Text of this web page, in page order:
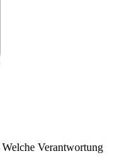
Verantwortung